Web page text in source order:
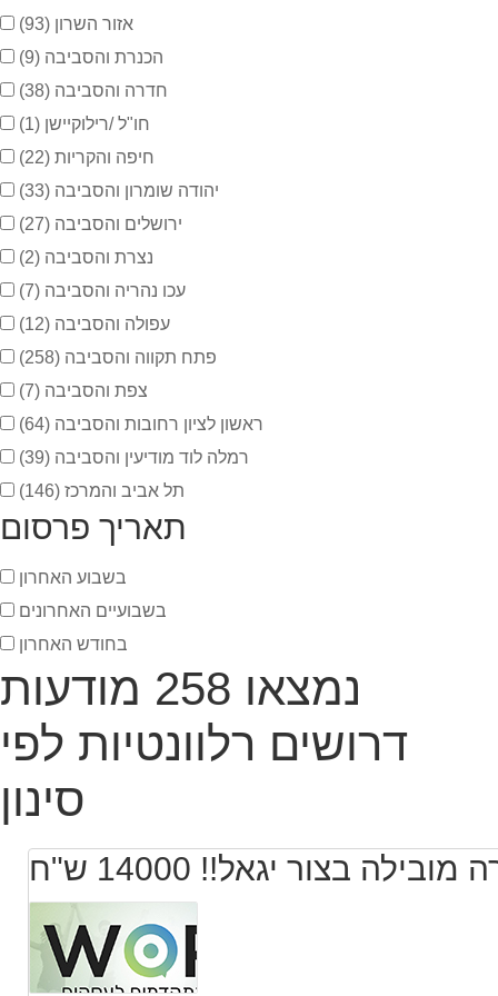
אזור השרון (93)
הכנרת והסביבה (9)
חדרה והסביבה (38)
חו"ל /רילוקיישן (1)
חיפה והקריות (22)
יהודה שומרון והסביבה (33)
ירושלים והסביבה (27)
נצרת והסביבה (2)
עכו נהריה והסביבה (7)
עפולה והסביבה (12)
פתח תקווה והסביבה (258)
צפת והסביבה (7)
ראשון לציון רחובות והסביבה (64)
רמלה לוד מודיעין והסביבה (39)
תל אביב והמרכז (146)
תאריך פרסום
בשבוע האחרון
בשבועיים האחרונים
בחודש האחרון
נמצאו 258 מודעות
דרושים רלוונטיות לפי
סינון